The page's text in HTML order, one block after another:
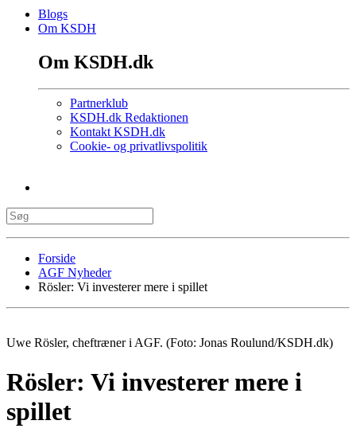
Blogs
Om KSDH
Om KSDH.dk
Partnerklub
KSDH.dk Redaktionen
Kontakt KSDH.dk
Cookie- og privatlivspolitik
Forside
AGF Nyheder
Rösler: Vi investerer mere i spillet
Uwe Rösler, cheftræner i AGF. (Foto: Jonas Roulund/KSDH.dk)
Rösler: Vi investerer mere i
spillet